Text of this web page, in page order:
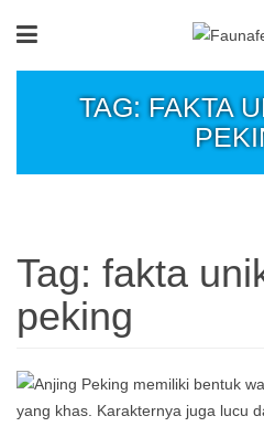
TAG: FAKTA
Tag: fakta
peking